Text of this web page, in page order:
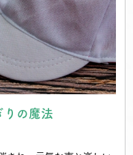
りの魔法